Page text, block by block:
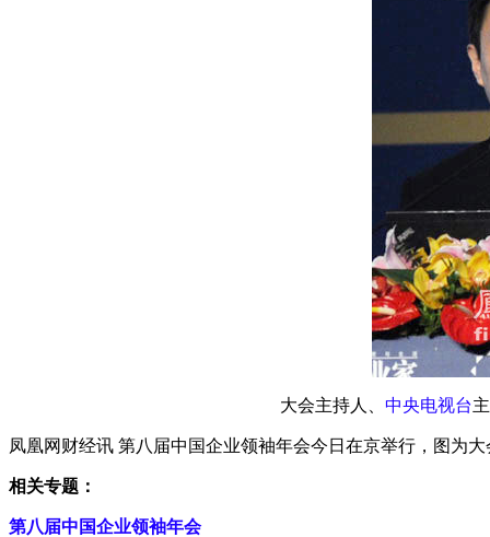
大会主持人、 中央电视台
凤凰网财经讯 第八届中国企业领袖年会今日在京举行，图为
相关专题：
第八届中国企业领袖年会